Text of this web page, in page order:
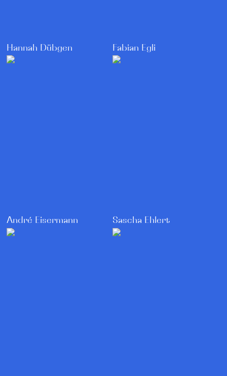
Hannah Dübgen Fabian Egli
André Eisermann Sascha Ehlert